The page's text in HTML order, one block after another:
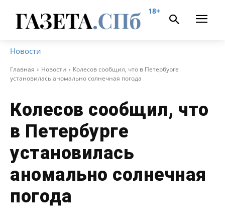
18+
Новости
Главная Новости
Колесов сообщил, что в Петербурге
установилась аномально солнечная погода
Колесов сообщил, что
в Петербурге
установилась
аномально солнечная
погода